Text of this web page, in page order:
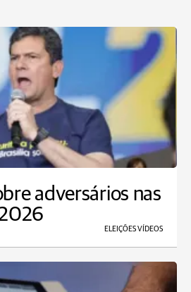
adversários nas
ELEIÇÕES VÍDEOS